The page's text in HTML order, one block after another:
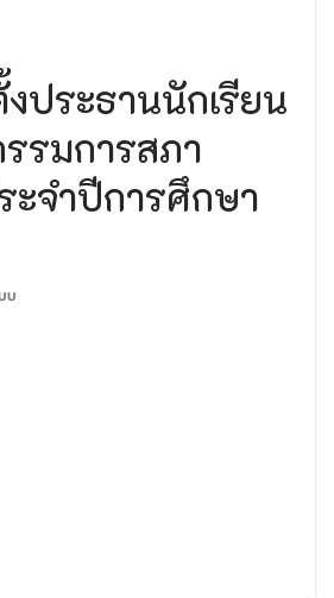
งประธานนักเรียน
รมการสภา
ะจำปีการศึกษา
บ